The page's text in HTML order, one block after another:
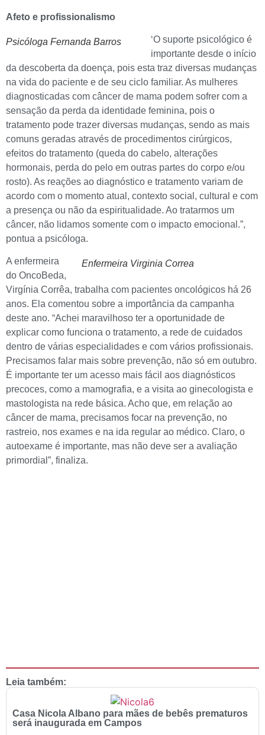
Afeto e profissionalismo
Psicóloga Fernanda Barros
‘O suporte psicológico é
importante desde o início
da descoberta da doença, pois esta traz diversas mudanças
na vida do paciente e de seu ciclo familiar. As mulheres
diagnosticadas com câncer de mama podem sofrer com a
sensação da perda da identidade feminina, pois o
tratamento pode trazer diversas mudanças, sendo as mais
comuns geradas através de procedimentos cirúrgicos,
efeitos do tratamento (queda do cabelo, alterações
hormonais, perda do pelo em outras partes do corpo e/ou
rosto). As reações ao diagnóstico e tratamento variam de
acordo com o momento atual, contexto social, cultural e com
a presença ou não da espiritualidade. Ao tratarmos um
câncer, não lidamos somente com o impacto emocional.”,
pontua a psicóloga.
Enfermeira Virginia Correa
A enfermeira
do OncoBeda,
Virgínia Corrêa, trabalha com pacientes oncológicos há 26
anos. Ela comentou sobre a importância da campanha
deste ano. “Achei maravilhoso ter a oportunidade de
explicar como funciona o tratamento, a rede de cuidados
dentro de várias especialidades e com vários profissionais.
Precisamos falar mais sobre prevenção, não só em outubro.
É importante ter um acesso mais fácil aos diagnósticos
precoces, como a mamografia, e a visita ao ginecologista e
mastologista na rede básica. Acho que, em relação ao
câncer de mama, precisamos focar na prevenção, no
rastreio, nos exames e na ida regular ao médico. Claro, o
autoexame é importante, mas não deve ser a avaliação
primordial”, finaliza.
Leia também:
Casa Nicola Albano para mães de bebês prematuros
será inaugurada em Campos